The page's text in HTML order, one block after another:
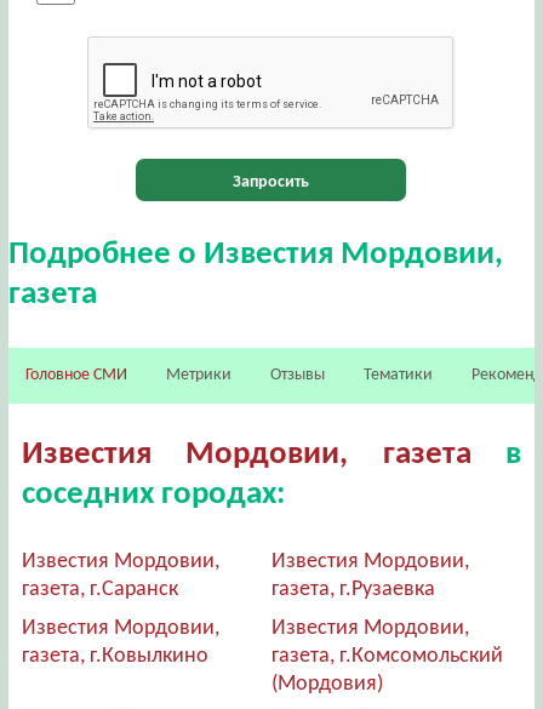
Запросить
Подробнее о Известия Мордовии,
газета
Головное СМИ Метрики Отзывы Тематики
Известия Мордовии, газета в
соседних городах:
Известия Мордовии,
газета, г.Саранск
Известия Мордовии,
газета, г.Рузаевка
Известия Мордовии,
газета, г.Ковылкино
Известия Мордовии,
газета, г.Комсомольский
(Мордовия)